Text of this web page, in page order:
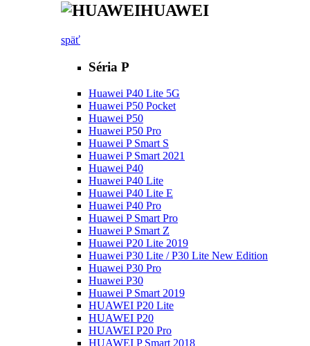
HUAWEI
späť
Séria P
Huawei P40 Lite 5G
Huawei P50 Pocket
Huawei P50
Huawei P50 Pro
Huawei P Smart S
Huawei P Smart 2021
Huawei P40
Huawei P40 Lite
Huawei P40 Lite E
Huawei P40 Pro
Huawei P Smart Pro
Huawei P Smart Z
Huawei P20 Lite 2019
Huawei P30 Lite / P30 Lite New Edition
Huawei P30 Pro
Huawei P30
Huawei P Smart 2019
HUAWEI P20 Lite
HUAWEI P20
HUAWEI P20 Pro
HUAWEI P Smart 2018